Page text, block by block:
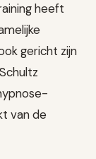
heeft
gericht zijn
van de